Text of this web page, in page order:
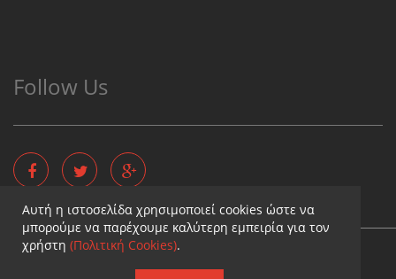
Follow Us
Copyright © - Diaititis.gr - All Rights Reserved.
Σχεδιασμός & κατασκευή ιστοσελίδων
Αυτή η ιστοσελίδα χρησιμοποιεί cookies ώστε να
μπορούμε να παρέχουμε καλύτερη εμπειρία για τον
χρήστη (Πολιτική Cookies).